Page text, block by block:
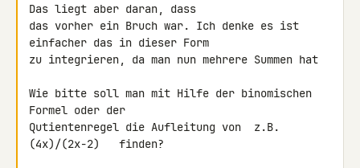
Das liegt aber daran, dass
das vorher ein Bruch war. Ich denke es ist
einfacher das in dieser Form
zu integrieren, da man nun mehrere Summen hat
Wie bitte soll man mit Hilfe der binomischen
Formel oder der
Qutientenregel die Aufleitung von  z.B.
(4x)/(2x-2)   finden?